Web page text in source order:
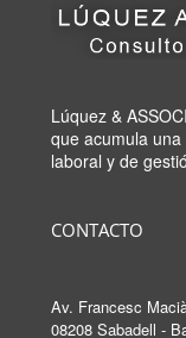
Lúquez &
que acumula
laboral y de
CONTACTO
Av. Francesc
08208 Sabadell -